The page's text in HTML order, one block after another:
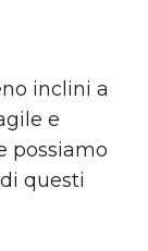
inclini a
e
possiamo
questi